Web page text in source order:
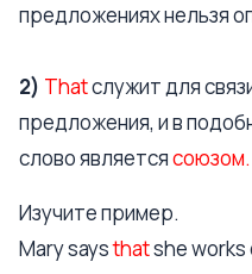
предложениях нельзя
2) Thatслужит для
предложения, и в
слово являетсясоюзом.
Изучите пример.
Mary saysthatshe works